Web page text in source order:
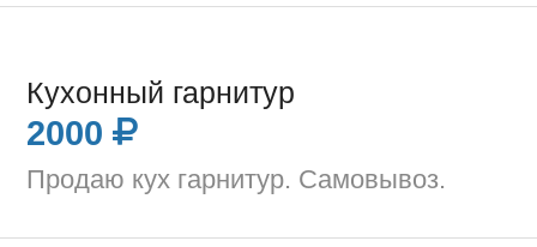
Кухонный гарнитур
2000
Продаю кух гарнитур. Самовывоз.